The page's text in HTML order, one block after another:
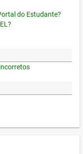
do Estudante?